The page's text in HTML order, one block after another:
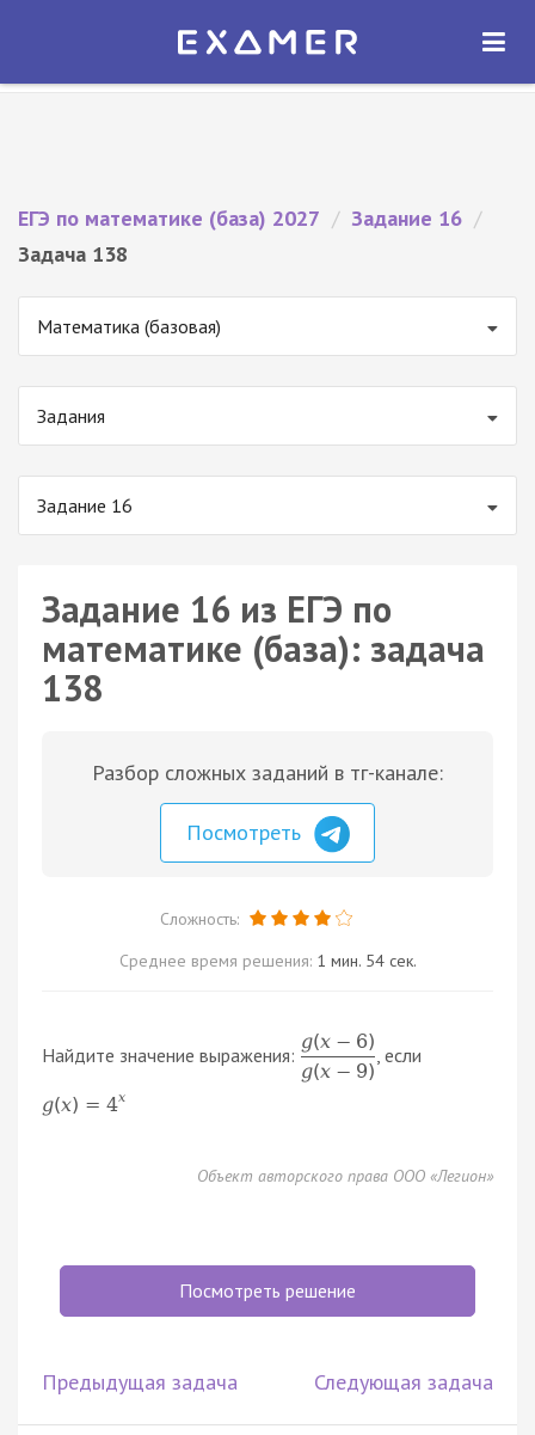
Экзамер — ЕГЭ 2027
ОТКРЫТЬ
ЕГЭ по математике (база) 2027 / Задание 16 /
Задача 138
Математика (базовая)
Задания
Задание 16
Задание 16 из ЕГЭ по
математике (база): задача
138
Разбор сложных заданий в тг-канале:
Посмотреть
Сложность:
Среднее время решения: 1 мин. 54 сек.
Найдите значение выражения:
g(x − 6)
g(x − 9)
, если
g(x) = 4x
Объект авторского права ООО «Легион»
Посмотреть решение
Предыдущая задача Следующая задача